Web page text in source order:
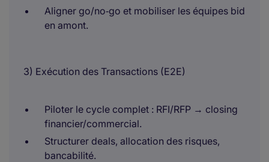
Aligner go/no‑go et mobiliser les équipes bid
en amont.
3) Exécution des Transactions (E2E)
Piloter le cycle complet : RFI/RFP → closing
financier/commercial.
Structurer deals, allocation des risques,
bancabilité.